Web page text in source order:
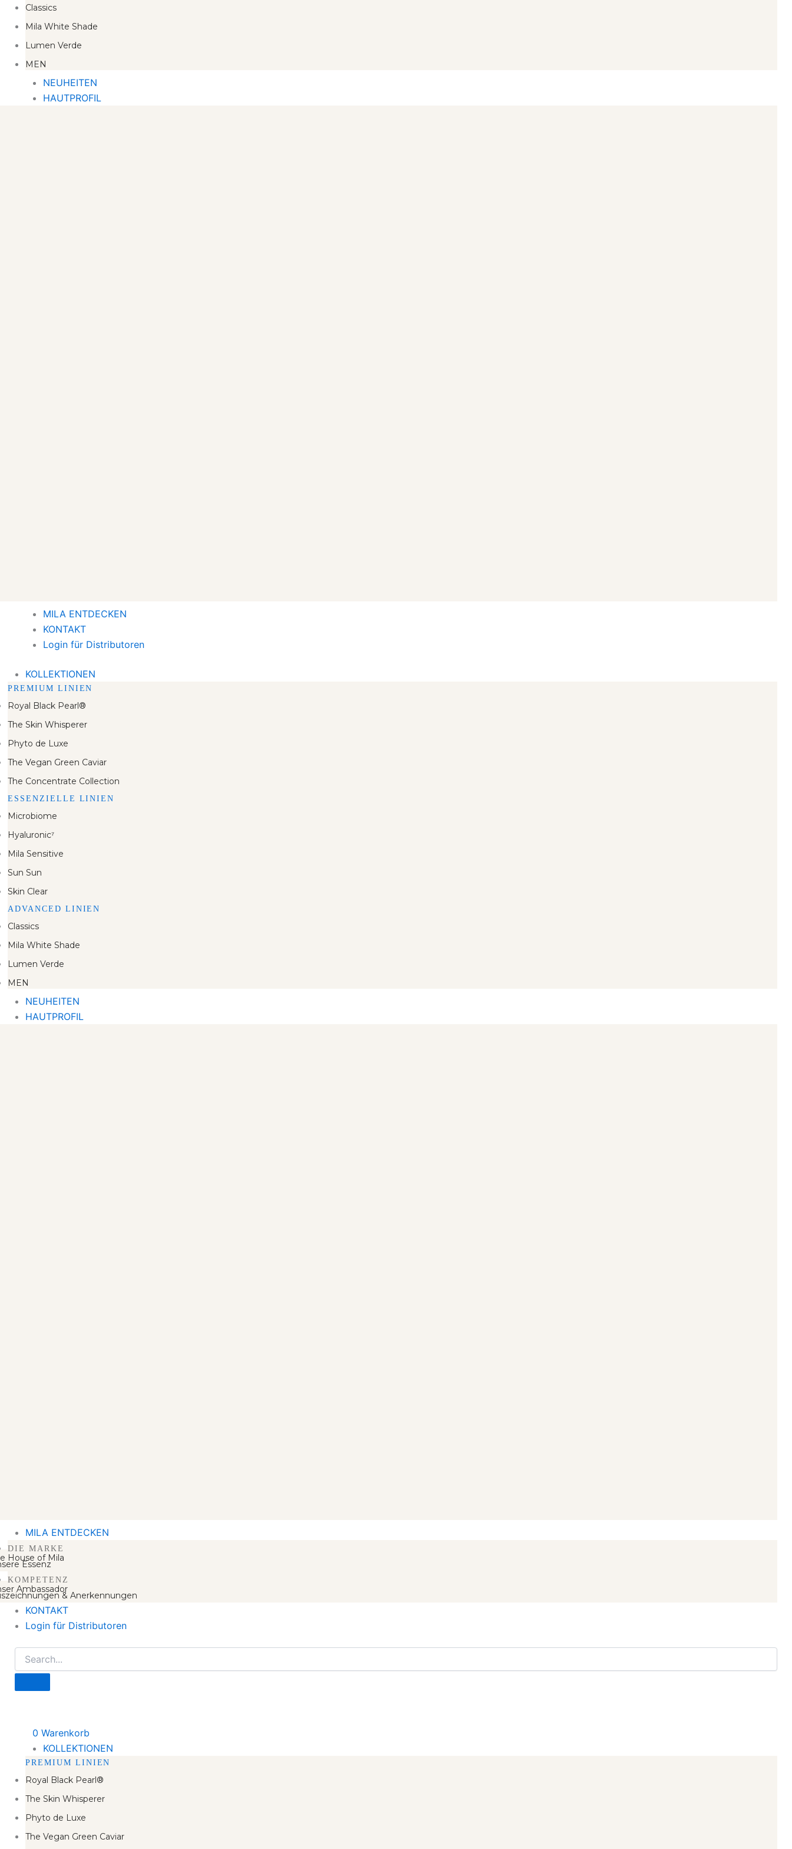
Classics
Mila White Shade
Lumen Verde
MEN
NEUHEITEN
HAUTPROFIL
MILA ENTDECKEN
KONTAKT
Login für Distributoren
KOLLEKTIONEN
PREMIUM LINIEN
Royal Black Pearl®
The Skin Whisperer
Phyto de Luxe
The Vegan Green Caviar
The Concentrate Collection
ESSENZIELLE LINIEN
Microbiome
Hyaluronic⁷
Mila Sensitive
Sun Sun
Skin Clear
ADVANCED LINIEN
Classics
Mila White Shade
Lumen Verde
MEN
NEUHEITEN
HAUTPROFIL
MILA ENTDECKEN
DIE MARKE
House of Mila
Essenz
KOMPETENZ
Ambassador
& Anerkennungen
KONTAKT
Login für Distributoren
0 Warenkorb
KOLLEKTIONEN
PREMIUM LINIEN
Royal Black Pearl®
The Skin Whisperer
Phyto de Luxe
The Vegan Green Caviar